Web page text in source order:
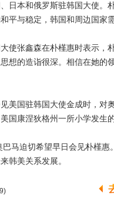
日本和俄罗斯驻韩国大使。
平与稳定，韩国和周边国家
张鑫森在朴槿惠时表示，朴
想的造诣很深。相信在她的
国驻韩国大使金成时，对
国康涅狄格州一所小学发生
迫切希望早日会见朴槿惠
韩美关系发展。